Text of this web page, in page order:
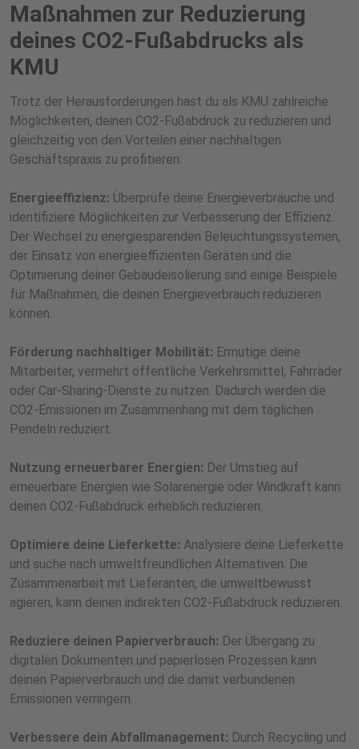
Maßnahmen zur Reduzierung
deines CO2-Fußabdrucks als
KMU
Trotz der Herausforderungen hast du als KMU zahlreiche
Möglichkeiten, deinen CO2-Fußabdruck zu reduzieren und
gleichzeitig von den Vorteilen einer nachhaltigen
Geschäftspraxis zu profitieren:
Energieeffizienz: Überprüfe deine Energieverbräuche und
identifiziere Möglichkeiten zur Verbesserung der Effizienz.
Der Wechsel zu energiesparenden Beleuchtungssystemen,
der Einsatz von energieeffizienten Geräten und die
Optimierung deiner Gebäudeisolierung sind einige Beispiele
für Maßnahmen, die deinen Energieverbrauch reduzieren
können.
Förderung nachhaltiger Mobilität: Ermutige deine
Mitarbeiter, vermehrt öffentliche Verkehrsmittel, Fahrräder
oder Car-Sharing-Dienste zu nutzen. Dadurch werden die
CO2-Emissionen im Zusammenhang mit dem täglichen
Pendeln reduziert.
Nutzung erneuerbarer Energien: Der Umstieg auf
erneuerbare Energien wie Solarenergie oder Windkraft kann
deinen CO2-Fußabdruck erheblich reduzieren.
Optimiere deine Lieferkette: Analysiere deine Lieferkette
und suche nach umweltfreundlichen Alternativen. Die
Zusammenarbeit mit Lieferanten, die umweltbewusst
agieren, kann deinen indirekten CO2-Fußabdruck reduzieren.
Reduziere deinen Papierverbrauch: Der Übergang zu
digitalen Dokumenten und papierlosen Prozessen kann
deinen Papierverbrauch und die damit verbundenen
Emissionen verringern.
Verbessere dein Abfallmanagement: Durch Recycling und